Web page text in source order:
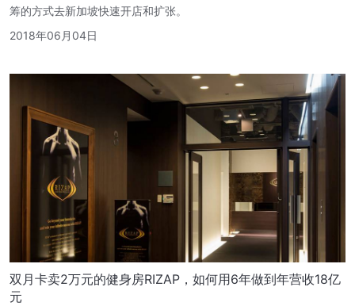
筹的方式去新加坡快速开店和扩张。
2018年06月04日
双月卡卖2万元的健身房RIZAP，如何用6年做到年营收18亿
元